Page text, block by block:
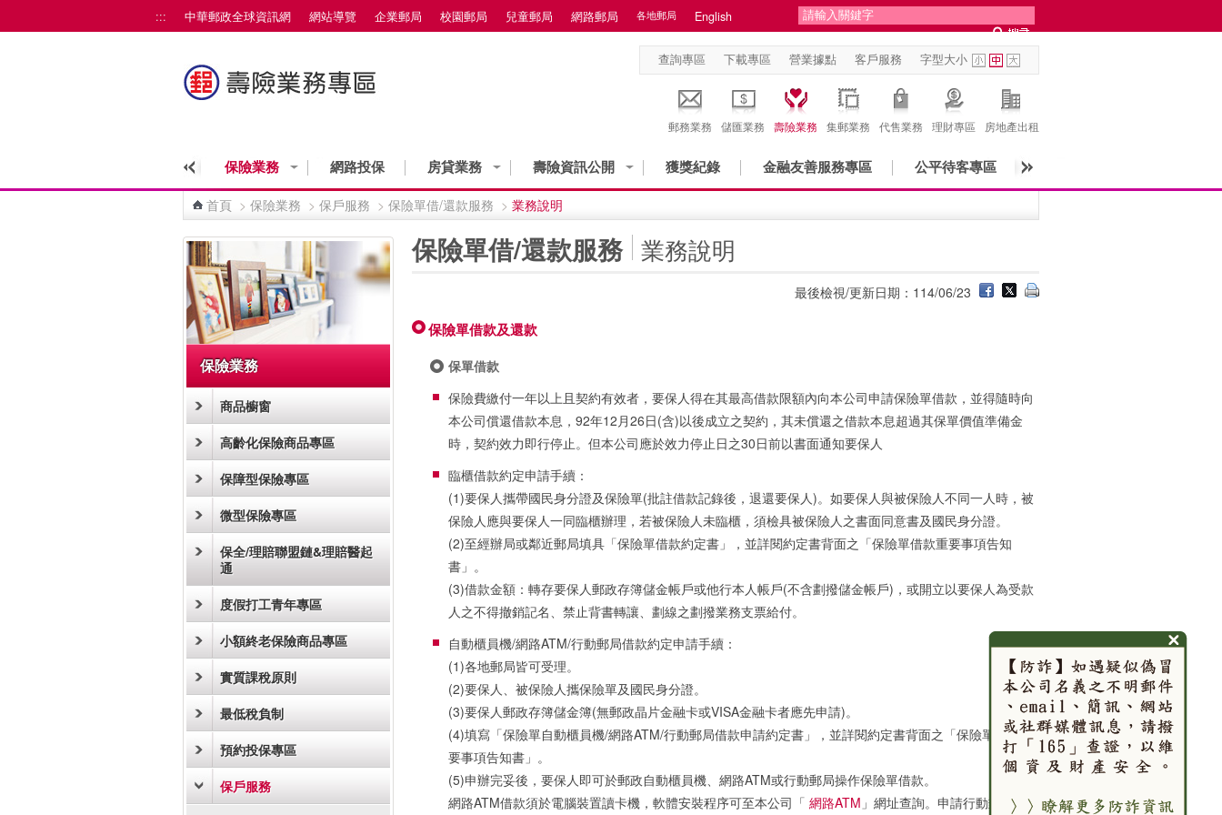
::: 中華郵政全球資訊網 網站導覽 企業郵局 校園郵局 兒童郵局 網路郵局 各地郵局 English
查詢專區 下載專區 營業據點 客戶服務 字型大小
郵務業務 儲匯業務 壽險業務 集郵業務 代售業務 理財專區 房地產出租
保險業務 網路投保 房貸業務 壽險資訊公開 獲獎紀錄 金融友善服務專區 公平待客專區
首頁 > 保險業務 > 保戶服務 > 保險單借/還款服務 > 業務說明
保險業務
商品櫥窗
高齡化保險商品專區
保障型保險專區
微型保險專區
保全/理賠聯盟鏈&理賠醫起
通
度假打工青年專區
小額終老保險商品專區
實質課稅原則
最低稅負制
預約投保專區
保戶服務
保險單借/還款服務 業務說明
最後檢視/更新日期：114/06/23
保險單借款及還款
保單借款
保險費繳付一年以上且契約有效者，要保人得在其最高借款限額內向本公司申請保險單借款，並得隨時向
本公司償還借款本息，92年12月26日(含)以後成立之契約，其未償還之借款本息超過其保單價值準備金
時，契約效力即行停止。但本公司應於效力停止日之30日前以書面通知要保人
臨櫃借款約定申請手續：
(1)要保人攜帶國民身分證及保險單(批註借款記錄後，退還要保人)。如要保人與被保險人不同一人時，被
保險人應與要保人一同臨櫃辦理，若被保險人未臨櫃，須檢具被保險人之書面同意書及國民身分證。
(2)至經辦局或鄰近郵局填具「保險單借款約定書」，並詳閱約定書背面之「保險單借款重要事項告知
書」。
(3)借款金額：轉存要保人郵政存簿儲金帳戶或他行本人帳戶(不含劃撥儲金帳戶)，或開立以要保人為受款
人之不得撤銷記名、禁止背書轉讓、劃線之劃撥業務支票給付。
自動櫃員機/網路ATM/行動郵局借款約定申請手續：
(1)各地郵局皆可受理。
(2)要保人、被保險人攜保險單及國民身分證。
(3)要保人郵政存簿儲金簿(無郵政晶片金融卡或VISA金融卡者應先申請)。
(4)填寫「保險單自動櫃員機/網路ATM/行動郵局借款申請約定書」，並詳閱約定書背面之「保險單借款重
要事項告知書」。
(5)申辦完妥後，要保人即可於郵政自動櫃員機、網路ATM或行動郵局操作保險單借款。
網路ATM借款須於電腦裝置讀卡機，軟體安裝程序可至本公司「 網路ATM 」網址查詢。申請行動郵局借款